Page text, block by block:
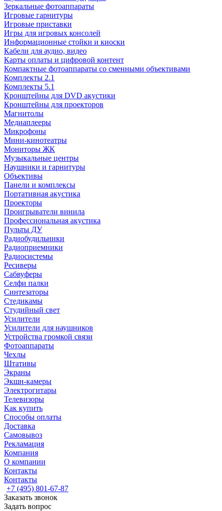
Зеркальные фотоаппараты
Игровые гарнитуры
Игровые приставки
Игры для игровых консолей
Информационные стойки и киоски
Кабели для аудио, видео
Карты оплаты и цифровой контент
Компактные фотоаппараты со сменными объективами
Комплекты 2.1
Комплекты 5.1
Кронштейны для DVD акустики
Кронштейны для проекторов
Магнитолы
Медиаплееры
Микрофоны
Мини-кинотеатры
Мониторы ЖК
Музыкальные центры
Наушники и гарнитуры
Объективы
Панели и комплексы
Портативная акустика
Проекторы
Проигрыватели винила
Профессиональная акустика
Пульты ДУ
Радиобудильники
Радиоприемники
Радиосистемы
Ресиверы
Сабвуферы
Селфи палки
Синтезаторы
Стедикамы
Студийный свет
Усилители
Усилители для наушников
Устройства громкой связи
Фотоаппараты
Чехлы
Штативы
Экраны
Экшн-камеры
Электрогитары
Телевизоры
Как купить
Способы оплаты
Доставка
Самовывоз
Рекламация
Компания
О компании
Контакты
Контакты
+7 (495) 801-67-87
Заказать звонок
Задать вопрос